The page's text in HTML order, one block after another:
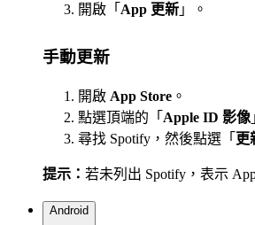
開啟「 App 更新 」。
手動更新
開啟 App Store 。
點選頂端的「 Apple ID 影像
尋找 Spotify，然後點選「 更
提示： 若未列出 Spotify，表示
Android